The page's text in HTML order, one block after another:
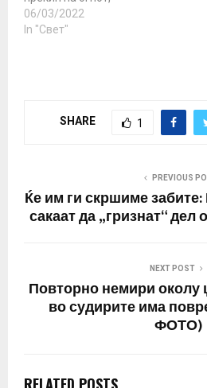
отворање хуманитарни
коридори и
Ердоган во неделата
со рускиот
колега Владимир Путин ,
кој е подготвен да…
06/03/2022
In "Свет"
SHARE 1
PREVIOUS
Ќе им ги скршиме
сакаат да „гризнат“
NEXT POST
Повторно немири околу
во судирите има
ФОТО)
RELATED POSTS